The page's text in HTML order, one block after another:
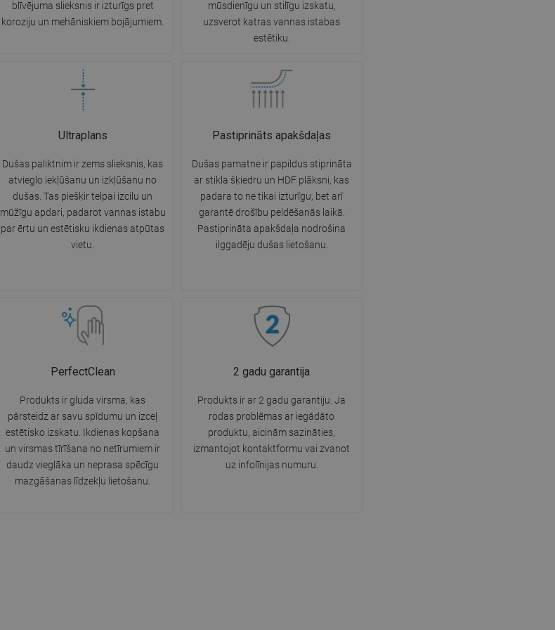
blīvējuma slieksnis ir izturīgs pret
koroziju un mehāniskiem bojājumiem.
mūsdienīgu un stilīgu izskatu,
uzsverot katras vannas istabas
estētiku.
Ultraplans
Dušas paliktnim ir zems slieksnis, kas
atvieglo iekļūšanu un izkļūšanu no
dušas. Tas piešķir telpai izcilu un
mūžīgu apdari, padarot vannas istabu
par ērtu un estētisku ikdienas atpūtas
vietu.
Pastiprināts apakšdaļas
Dušas pamatne ir papildus stiprināta
ar stikla šķiedru un HDF plāksni, kas
padara to ne tikai izturīgu, bet arī
garantē drošību peldēšanās laikā.
Pastiprināta apakšdaļa nodrošina
ilggadēju dušas lietošanu.
PerfectClean
Produkts ir gluda virsma, kas
pārsteidz ar savu spīdumu un izceļ
estētisko izskatu. Ikdienas kopšana
un virsmas tīrīšana no netīrumiem ir
daudz vieglāka un neprasa spēcīgu
mazgāšanas līdzekļu lietošanu.
2 gadu garantija
Produkts ir ar 2 gadu garantiju. Ja
rodas problēmas ar iegādāto
produktu, aicinām sazināties,
izmantojot kontaktformu vai zvanot
uz infolīnijas numuru.
SWEDISH
SLOVENIAN